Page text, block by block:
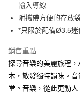
輸入導線
附攜帶方便的存放
*只限於配備Ø3.5迷
銷售重點
探尋音樂的美麗旅程
木，散發獨特韻味。
堂。音樂，從此更動人